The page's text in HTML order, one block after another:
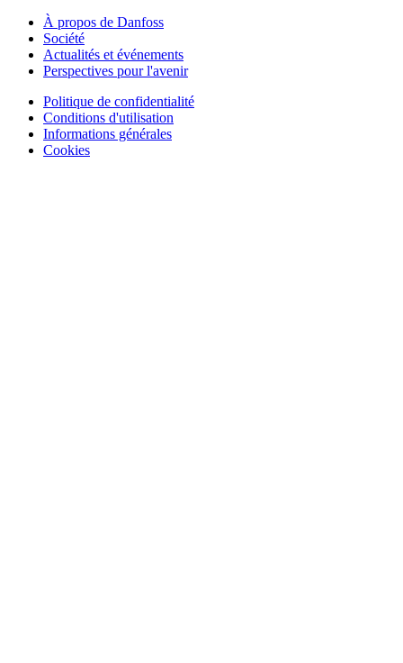
À propos de Danfoss
Société
Actualités et événements
Perspectives pour l'avenir
Politique de confidentialité
Conditions d'utilisation
Informations générales
Cookies